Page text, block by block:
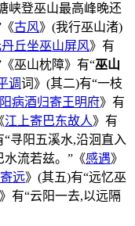
峡登巫山最高峰晚还
古风》(我行巫山渚)
丘坐巫山屏风》有
巫山枕障》有“巫山
调词》(其二)有“一枝
病酒归寄王明府》有
江上寄巴东故人》有
“寻阳五溪水,沿洄直入
水流若兹。”《感遇》
寄远》(其五)有“远忆巫
有“云阳一去,以远隔